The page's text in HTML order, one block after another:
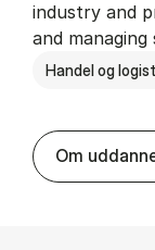
industry and
and
Handel og
Om